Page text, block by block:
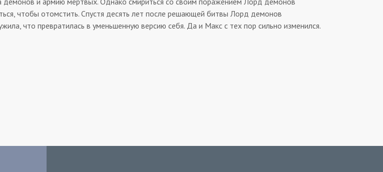
чтобы отомстить. Спустя десять лет после решающей битвы Лорд демонов
что превратилась в уменьшенную версию себя. Да и Макс с тех пор сильно изменился.